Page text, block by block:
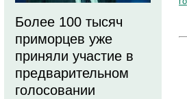
Более 100 тысяч
приморцев уже
приняли участие в
предварительном
голосовании